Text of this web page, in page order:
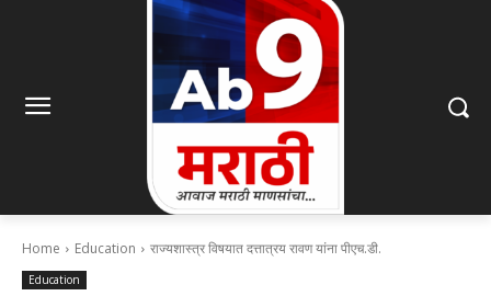
Home Education राज्यशास्त्र विषयात दत्तात्रय रावण यांना पीएच.डी.
Education